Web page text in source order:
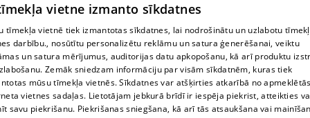
If your company is not in our database, please fill in a
Reproduction, or distribution of 1188 database, its parts or the
information contained in the database, or parts of information in
any form is strictly prohibited. Also automatic download is
prohibited. Reproduction of any material published on the
vietne izmanto sīkdatnes
tīmekļa vietnē tiek izmantotas sīkdatnes, lai nodrošinātu un uzlabotu
darbību., nosūtītu personalizētu reklāmu un satura ģenerēšanai, veiktu
un satura mērījumus, auditorijas datu apkopošanu, kā arī produktu
Zemāk sniedzam informāciju par visām sīkdatnēm, kuras tiek
mūsu tīmekļa vietnēs. Sīkdatnes var atšķirties atkarībā no
vietnes sadaļas. Lietotājam jebkurā brīdī ir iespēja piekrist, atteikties
savu piekrišanu. Piekrišanas sniegšana, kā arī tās atsaukšana vai